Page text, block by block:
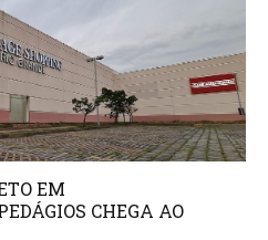
EM
CHEGA AO